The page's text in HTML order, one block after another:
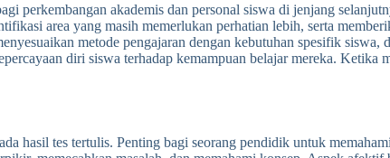
perkembangan akademis dan personal siswa di jenjang
area yang masih memerlukan perhatian lebih, serta
metode pengajaran dengan kebutuhan spesifik
diri siswa terhadap kemampuan belajar mereka.
hasil tes tertulis. Penting bagi seorang pendidik untuk